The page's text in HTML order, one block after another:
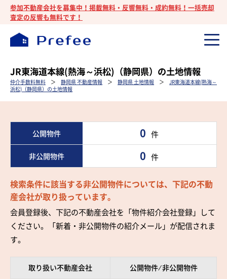
参加不動産会社を募集中！掲載無料・反響無料・成約無料！一括売却
査定の反響も無料です！
JR東海道本線(熱海～浜松)（静岡県）の土地情報
仲介手数料無料 ＞ 静岡県 不動産情報 ＞ 静岡県 土地情報 ＞ JR東海道本線(熱海～
浜松)（静岡県）の土地情報
公開物件 0 件
非公開物件 0 件
検索条件に該当する非公開物件については、下記の不動
産会社が取り扱っています。
会員登録後、下記の不動産会社を「物件紹介会社登録」して
ください。「新着・非公開物件の紹介メール」が配信されま
す。
取り扱い不動産会社 公開物件 ⁄ 非公開物件